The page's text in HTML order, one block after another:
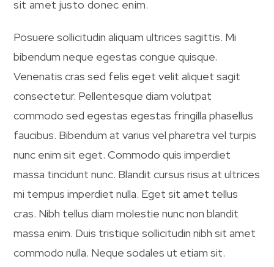
sit amet justo donec enim.
Posuere sollicitudin aliquam ultrices sagittis. Mi
bibendum neque egestas congue quisque.
Venenatis cras sed felis eget velit aliquet sagit
consectetur. Pellentesque diam volutpat
commodo sed egestas egestas fringilla phasellus
faucibus. Bibendum at varius vel pharetra vel turpis
nunc enim sit eget. Commodo quis imperdiet
massa tincidunt nunc. Blandit cursus risus at ultrices
mi tempus imperdiet nulla. Eget sit amet tellus
cras. Nibh tellus diam molestie nunc non blandit
massa enim. Duis tristique sollicitudin nibh sit amet
commodo nulla. Neque sodales ut etiam sit.